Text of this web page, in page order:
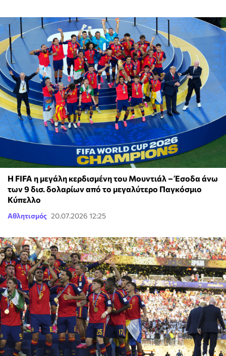
Η FIFA η μεγάλη κερδισμένη του Μουντιάλ – Έσοδα άνω
των 9 δισ. δολαρίων από το μεγαλύτερο Παγκόσμιο
Κύπελλο
Αθλητισμός 20.07.2026 12:25